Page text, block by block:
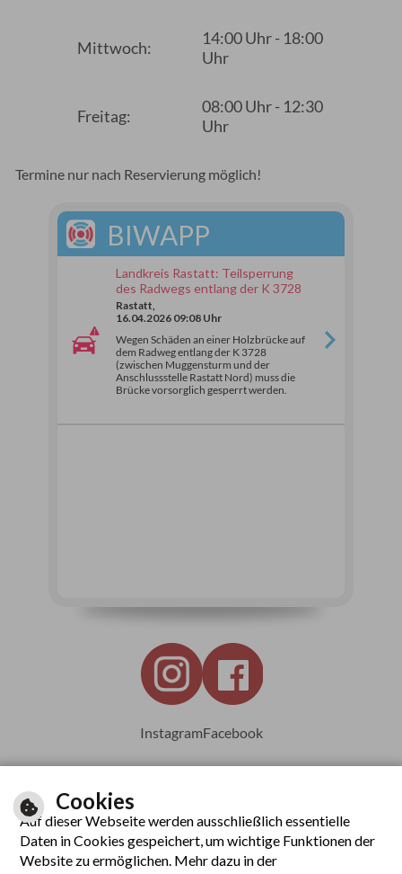
Mittwoch:
14:00 Uhr - 18:00
Uhr
Freitag:
08:00 Uhr - 12:30
Uhr
Termine nur nach Reservierung möglich!
BIWAPP
Landkreis Rastatt: Teilsperrung
des Radwegs entlang der K 3728
Rastatt,
16.04.2026 09:08 Uhr
Wegen Schäden an einer Holzbrücke auf
dem Radweg entlang der K 3728
(zwischen Muggensturm und der
Anschlussstelle Rastatt Nord) muss die
Brücke vorsorglich gesperrt werden.
InstagramFacebook
Leichte Sprache
Cookies
Auf dieser Webseite werden ausschließlich essentielle
Daten in Cookies gespeichert, um wichtige Funktionen der
Website zu ermöglichen. Mehr dazu in der